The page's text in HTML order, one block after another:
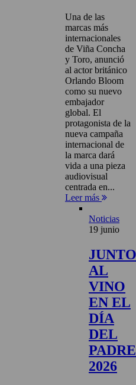
Una de las
marcas más
internacionales
de Viña Concha
y Toro, anunció
al actor británico
Orlando Bloom
como su nuevo
embajador
global. El
protagonista de la
nueva campaña
internacional de
la marca dará
vida a una pieza
audiovisual
centrada en...
Leer más
Noticias
19 junio
JUNTO
AL
VINO
EN EL
DÍA
DEL
PADRE
2026